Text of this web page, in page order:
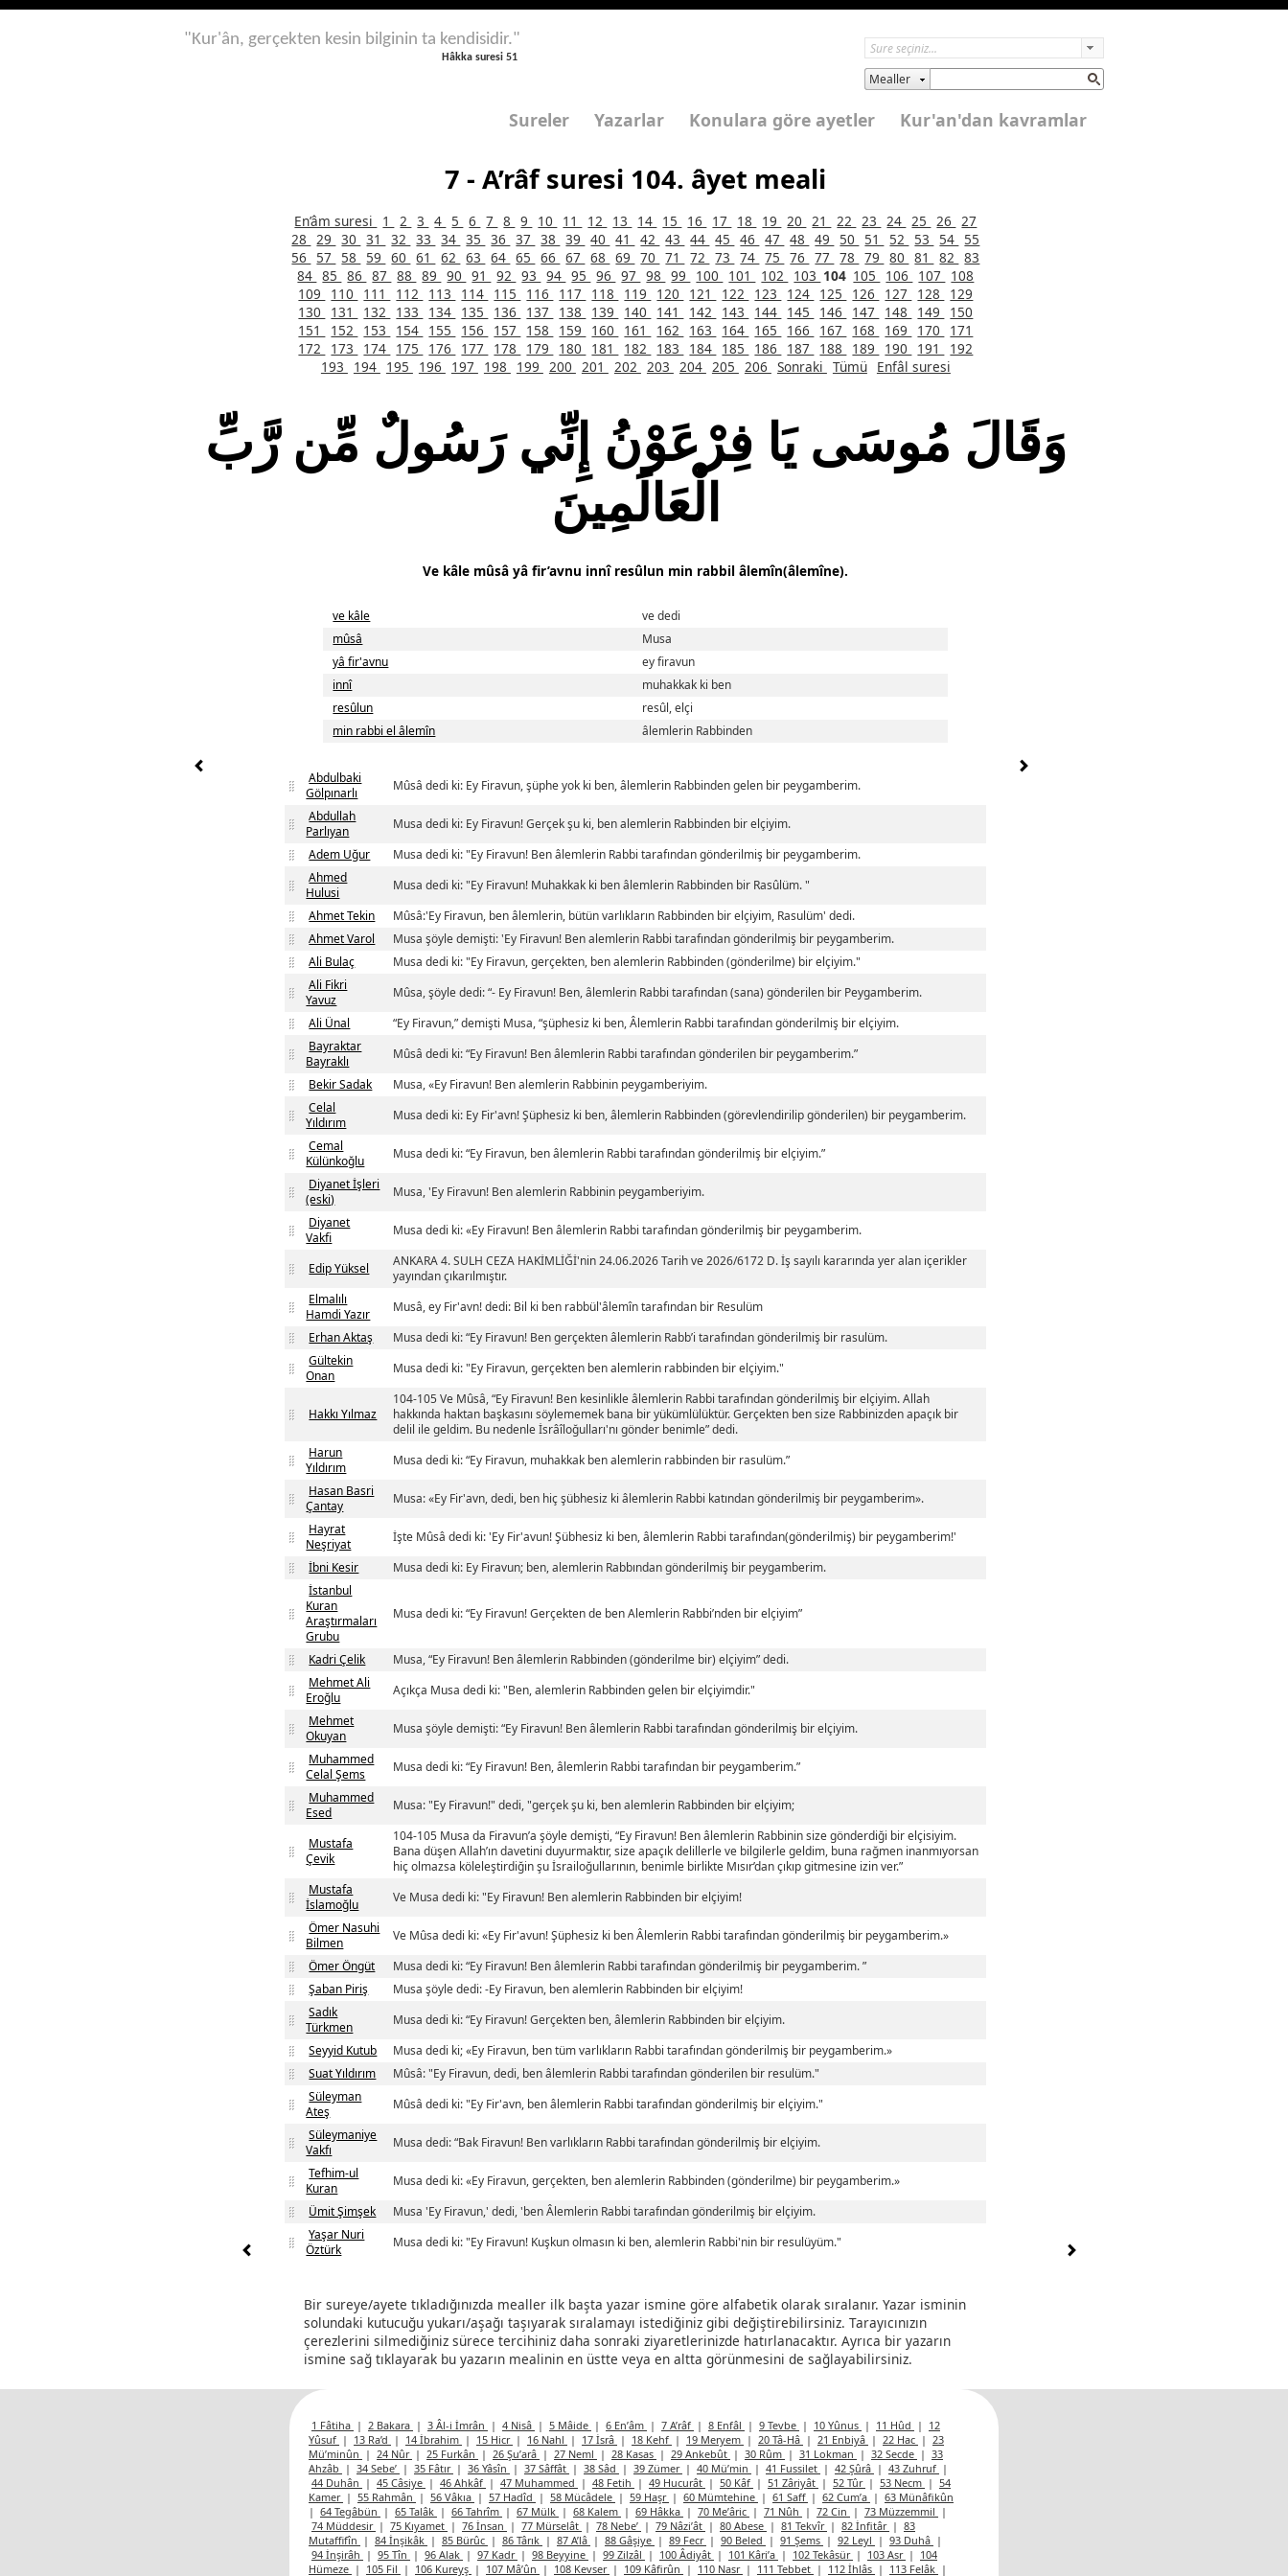
"Kur'ân, gerçekten kesin bilginin ta kendisidir."
Hâkka suresi 51
Mealler
Sureler Yazarlar Konulara göre ayetler Kur'an'dan kavramlar
7 - A’râf suresi 104. âyet meali
En’âm suresi 1 2 3 4 5 6 7 8 9 10 11 12 13 14 15 16 17 18 19 20 21 22 23 24 25 26
27
28
29 30 31 32 33 34 35 36 37 38 39 40 41 42 43 44 45 46 47 48 49 50 51 52 53 54 55
56
57 58 59 60 61 62 63 64 65 66 67 68 69 70 71 72 73 74 75 76 77 78 79 80 81 82
83
84 85 86 87 88 89 90 91 92 93 94 95 96 97 98 99 100 101 102 103 104 105 106 107
108
109
110 111 112 113 114 115 116 117 118 119 120 121 122 123 124 125 126 127 128
129
130
131 132 133 134 135 136 137 138 139 140 141 142 143 144 145 146 147 148 149
150
151
152 153 154 155 156 157 158 159 160 161 162 163 164 165 166 167 168 169 170
171
172
173 174 175 176 177 178 179 180 181 182 183 184 185 186 187 188 189 190 191
192
193
194 195 196 197 198 199 200 201 202 203 204 205 206 Sonraki Tümü Enfâl suresi
وَقَالَ مُوسَى يَا فِرْعَوْنُ إِنِّي رَسُولٌ مِّن رَّبِّ
الْعَالَمِينَ
Ve kâle mûsâ yâ fir’avnu innî resûlun min rabbil âlemîn(âlemîne).
ve kâle
ve dedi
mûsâ
Musa
yâ fir'avnu
ey firavun
innî
muhakkak ki ben
resûlun
resûl, elçi
min rabbi el âlemîn
âlemlerin Rabbinden
Abdulbaki
Gölpınarlı
Mûsâ dedi ki: Ey Firavun, şüphe yok ki ben, âlemlerin Rabbinden gelen bir peygamberim.
Abdullah
Parlıyan
Musa dedi ki: Ey Firavun! Gerçek şu ki, ben alemlerin Rabbinden bir elçiyim.
Adem Uğur
Musa dedi ki: "Ey Firavun! Ben âlemlerin Rabbi tarafından gönderilmiş bir peygamberim.
Ahmed
Hulusi
Musa dedi ki: "Ey Firavun! Muhakkak ki ben âlemlerin Rabbinden bir Rasûlüm. "
Ahmet Tekin
Mûsâ:'Ey Firavun, ben âlemlerin, bütün varlıkların Rabbinden bir elçiyim, Rasulüm' dedi.
Ahmet Varol
Musa şöyle demişti: 'Ey Firavun! Ben alemlerin Rabbi tarafından gönderilmiş bir peygamberim.
Ali Bulaç
Musa dedi ki: "Ey Firavun, gerçekten, ben alemlerin Rabbinden (gönderilme) bir elçiyim."
Ali Fikri
Yavuz
Mûsa, şöyle dedi: “- Ey Firavun! Ben, âlemlerin Rabbi tarafından (sana) gönderilen bir Peygamberim.
Ali Ünal
“Ey Firavun,” demişti Musa, “şüphesiz ki ben, Âlemlerin Rabbi tarafından gönderilmiş bir elçiyim.
Bayraktar
Bayraklı
Mûsâ dedi ki: “Ey Firavun! Ben âlemlerin Rabbi tarafından gönderilen bir peygamberim.”
Bekir Sadak
Musa, «Ey Firavun! Ben alemlerin Rabbinin peygamberiyim.
Celal
Yıldırım
Musa dedi ki: Ey Fir'avn! Şüphesiz ki ben, âlemlerin Rabbinden (görevlendirilip gönderilen) bir peygamberim.
Cemal
Külünkoğlu
Musa dedi ki: “Ey Firavun, ben âlemlerin Rabbi tarafından gönderilmiş bir elçiyim.”
Diyanet İşleri
(eski)
Musa, 'Ey Firavun! Ben alemlerin Rabbinin peygamberiyim.
Diyanet
Vakfi
Musa dedi ki: «Ey Firavun! Ben âlemlerin Rabbi tarafından gönderilmiş bir peygamberim.
Edip Yüksel
ANKARA 4. SULH CEZA HAKİMLİĞİ'nin 24.06.2026 Tarih ve 2026/6172 D. İş sayılı kararında yer alan içerikler
yayından çıkarılmıştır.
Elmalılı
Hamdi Yazır
Musâ, ey Fir'avn! dedi: Bil ki ben rabbül'âlemîn tarafından bir Resulüm
Erhan Aktaş
Musa dedi ki: “Ey Firavun! Ben gerçekten âlemlerin Rabb’i tarafından gönderilmiş bir rasulüm.
Gültekin
Onan
Musa dedi ki: "Ey Firavun, gerçekten ben alemlerin rabbinden bir elçiyim."
Hakkı Yılmaz
104-105 Ve Mûsâ, “Ey Firavun! Ben kesinlikle âlemlerin Rabbi tarafından gönderilmiş bir elçiyim. Allah
hakkında haktan başkasını söylememek bana bir yükümlülüktür. Gerçekten ben size Rabbinizden apaçık bir
delil ile geldim. Bu nedenle İsrâîloğulları'nı gönder benimle” dedi.
Harun
Yıldırım
Musa dedi ki: “Ey Firavun, muhakkak ben alemlerin rabbinden bir rasulüm.”
Hasan Basri
Çantay
Musa: «Ey Fir'avn, dedi, ben hiç şübhesiz ki âlemlerin Rabbi katından gönderilmiş bir peygamberim».
Hayrat
Neşriyat
İşte Mûsâ dedi ki: 'Ey Fir'avun! Şübhesiz ki ben, âlemlerin Rabbi tarafından(gönderilmiş) bir peygamberim!'
İbni Kesir
Musa dedi ki: Ey Firavun; ben, alemlerin Rabbından gönderilmiş bir peygamberim.
İstanbul
Kuran
Araştırmaları
Grubu
Musa dedi ki: “Ey Firavun! Gerçekten de ben Alemlerin Rabbi’nden bir elçiyim”
Kadri Çelik
Musa, “Ey Firavun! Ben âlemlerin Rabbinden (gönderilme bir) elçiyim” dedi.
Mehmet Ali
Eroğlu
Açıkça Musa dedi ki: "Ben, alemlerin Rabbinden gelen bir elçiyimdir."
Mehmet
Okuyan
Musa şöyle demişti: “Ey Firavun! Ben âlemlerin Rabbi tarafından gönderilmiş bir elçiyim.
Muhammed
Celal Şems
Musa dedi ki: “Ey Firavun! Ben, âlemlerin Rabbi tarafından bir peygamberim.”
Muhammed
Esed
Musa: "Ey Firavun!" dedi, "gerçek şu ki, ben alemlerin Rabbinden bir elçiyim;
Mustafa
Çevik
104-105 Musa da Firavun’a şöyle demişti, “Ey Firavun! Ben âlemlerin Rabbinin size gönderdiği bir elçisiyim.
Bana düşen Allah’ın davetini duyurmaktır, size apaçık delillerle ve bilgilerle geldim, buna rağmen inanmıyorsan
hiç olmazsa köleleştirdiğin şu İsrailoğullarının, benimle birlikte Mısır’dan çıkıp gitmesine izin ver.”
Mustafa
İslamoğlu
Ve Musa dedi ki: "Ey Firavun! Ben alemlerin Rabbinden bir elçiyim!
Ömer Nasuhi
Bilmen
Ve Mûsa dedi ki: «Ey Fir'avun! Şüphesiz ki ben Âlemlerin Rabbi tarafından gönderilmiş bir peygamberim.»
Ömer Öngüt
Musa dedi ki: “Ey Firavun! Ben âlemlerin Rabbi tarafından gönderilmiş bir peygamberim. ”
Şaban Piriş
Musa şöyle dedi: -Ey Firavun, ben alemlerin Rabbinden bir elçiyim!
Sadık
Türkmen
Musa dedi ki: “Ey Firavun! Gerçekten ben, âlemlerin Rabbinden bir elçiyim.
Seyyid Kutub
Musa dedi ki; «Ey Firavun, ben tüm varlıkların Rabbi tarafından gönderilmiş bir peygamberim.»
Suat Yıldırım
Mûsâ: "Ey Firavun, dedi, ben âlemlerin Rabbi tarafından gönderilen bir resulüm."
Süleyman
Ateş
Mûsâ dedi ki: "Ey Fir'avn, ben âlemlerin Rabbi tarafından gönderilmiş bir elçiyim."
Süleymaniye
Vakfı
Musa dedi: “Bak Firavun! Ben varlıkların Rabbi tarafından gönderilmiş bir elçiyim.
Tefhim-ul
Kuran
Musa dedi ki: «Ey Firavun, gerçekten, ben alemlerin Rabbinden (gönderilme) bir peygamberim.»
Ümit Şimşek
Musa 'Ey Firavun,' dedi, 'ben Âlemlerin Rabbi tarafından gönderilmiş bir elçiyim.
Yaşar Nuri
Öztürk
Musa dedi ki: "Ey Firavun! Kuşkun olmasın ki ben, alemlerin Rabbi'nin bir resulüyüm."
Bir sureye/ayete tıkladığınızda mealler ilk başta yazar ismine göre alfabetik olarak sıralanır. Yazar isminin
solundaki kutucuğu yukarı/aşağı taşıyarak sıralamayı istediğiniz gibi değiştirebilirsiniz. Tarayıcınızın
çerezlerini silmediğiniz sürece tercihiniz daha sonraki ziyaretlerinizde hatırlanacaktır. Ayrıca bir yazarın
ismine sağ tıklayarak bu yazarın mealinin en üstte veya en altta görünmesini de sağlayabilirsiniz.
1 Fâtiha | 2 Bakara | 3 Âl-i İmrân | 4 Nisâ | 5 Mâide | 6 En’âm | 7 A’râf | 8 Enfâl | 9 Tevbe | 10 Yûnus | 11 Hûd | 12
Yûsuf | 13 Ra’d | 14 İbrahim | 15 Hicr | 16 Nahl | 17 İsrâ | 18 Kehf | 19 Meryem | 20 Tâ-Hâ | 21 Enbiyâ | 22 Hac | 23
Mü’minûn | 24 Nûr | 25 Furkân | 26 Şu’arâ | 27 Neml | 28 Kasas | 29 Ankebût | 30 Rûm | 31 Lokman | 32 Secde | 33
Ahzâb | 34 Sebe’ | 35 Fâtır | 36 Yâsîn | 37 Sâffât | 38 Sâd | 39 Zümer | 40 Mü’min | 41 Fussilet | 42 Şûrâ | 43 Zuhruf |
44 Duhân | 45 Câsiye | 46 Ahkâf | 47 Muhammed | 48 Fetih | 49 Hucurât | 50 Kâf | 51 Zâriyât | 52 Tûr | 53 Necm | 54
Kamer | 55 Rahmân | 56 Vâkıa | 57 Hadîd | 58 Mücâdele | 59 Haşr | 60 Mümtehine | 61 Saff | 62 Cum’a | 63 Münâfikûn
| 64 Tegâbün | 65 Talâk | 66 Tahrîm | 67 Mülk | 68 Kalem | 69 Hâkka | 70 Me’âric | 71 Nûh | 72 Cin | 73 Müzzemmil |
74 Müddesir | 75 Kıyamet | 76 İnsan | 77 Mürselât | 78 Nebe’ | 79 Nâzi’ât | 80 Abese | 81 Tekvîr | 82 İnfitâr | 83
Mutaffifîn | 84 İnşikâk | 85 Bürûc | 86 Târık | 87 A’lâ | 88 Gâşiye | 89 Fecr | 90 Beled | 91 Şems | 92 Leyl | 93 Duhâ |
94 İnşirâh | 95 Tîn | 96 Alak | 97 Kadr | 98 Beyyine | 99 Zilzâl | 100 Âdiyât | 101 Kâri’a | 102 Tekâsür | 103 Asr | 104
Hümeze | 105 Fil | 106 Kureyş | 107 Mâ’ûn | 108 Kevser | 109 Kâfirûn | 110 Nasr | 111 Tebbet | 112 İhlâs | 113 Felâk |